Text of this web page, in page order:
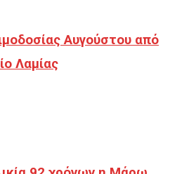
Αυγούστου από
Λαμίας